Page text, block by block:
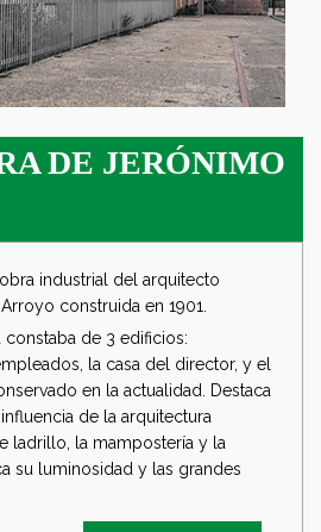
DE JERÓNIMO
industrial del arquitecto
construida en 1901.
constaba de 3 edificios:
la casa del director, y el
en la actualidad. Destaca
de la arquitectura
ladrillo, la mampostería y la
su luminosidad y las grandes